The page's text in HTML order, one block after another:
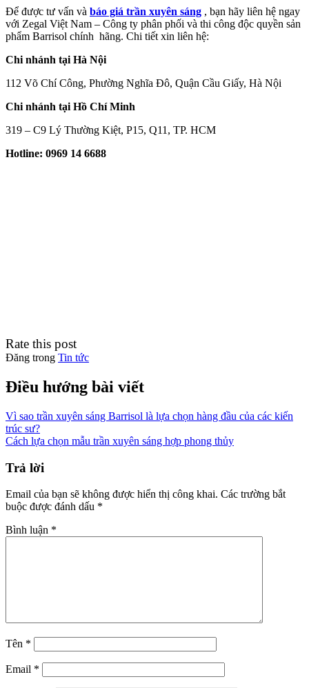
Để được tư vấn và báo giá trần xuyên sáng , bạn hãy liên hệ ngay
với Zegal Việt Nam – Công ty phân phối và thi công độc quyền sản
phẩm Barrisol chính hãng. Chi tiết xin liên hệ:
Chi nhánh tại Hà Nội
112 Võ Chí Công, Phường Nghĩa Đô, Quận Cầu Giấy, Hà Nội
Chi nhánh tại Hồ Chí Minh
319 – C9 Lý Thường Kiệt, P15, Q11, TP. HCM
Hotline: 0969 14 6688
Rate this post
Đăng trong Tin tức
Điều hướng bài viết
Vì sao trần xuyên sáng Barrisol là lựa chọn hàng đầu của các kiến
trúc sư?
Cách lựa chọn mẫu trần xuyên sáng hợp phong thủy
Trả lời
Email của bạn sẽ không được hiển thị công khai. Các trường bắt
buộc được đánh dấu *
Bình luận *
Tên *
Email *